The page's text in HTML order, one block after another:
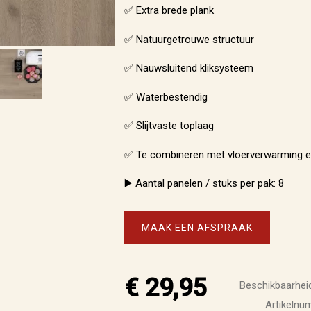
✅ Extra brede plank
✅ Natuurgetrouwe structuur
✅ Nauwsluitend kliksysteem
✅ Waterbestendig
✅ Slijtvaste toplaag
✅ Te combineren met vloerverwarming
▶️ Aantal panelen / stuks per pak: 8
MAAK EEN AFSPRAAK
€ 29,95